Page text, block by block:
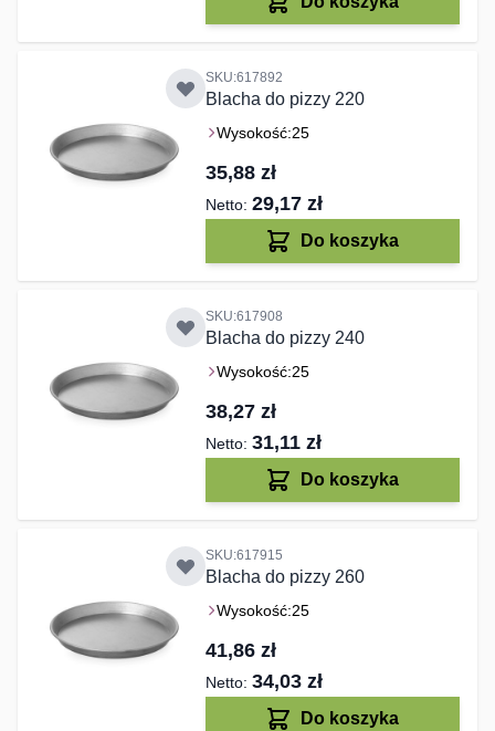
SKU:617892
Blacha do pizzy 220
Wysokość:25
35,88 zł
29,17 zł
Do koszyka
SKU:617908
Blacha do pizzy 240
Wysokość:25
38,27 zł
31,11 zł
Do koszyka
SKU:617915
Blacha do pizzy 260
Wysokość:25
41,86 zł
34,03 zł
Do koszyka